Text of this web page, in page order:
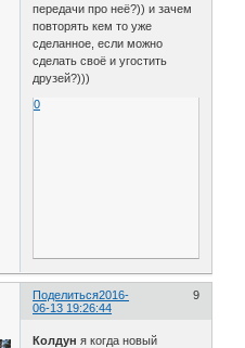
передачи про неё?)) и зачем
повторять кем то уже
сделанное, если можно
сделать своё и угостить
друзей?)))
0
Поделиться 9
2016-
06-13 19:26:44
Колдун я когда новый